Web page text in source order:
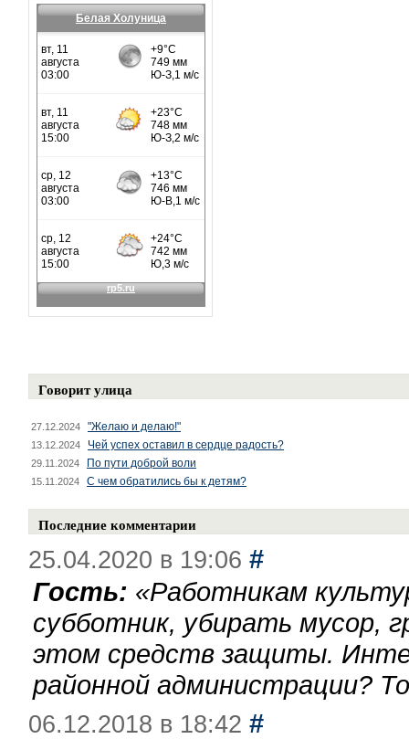
Белая Холуница
Говорит улица
27.12.2024 "Желаю и делаю!"
13.12.2024 Чей успех оставил в сердце радость?
29.11.2024 По пути доброй воли
15.11.2024 С чем обратились бы к детям?
Последние комментарии
25.04.2020 в 19:06 #
Гость: «Работникам
субботник, убирать мусор,
этом средств защиты.
районной администрации?
06.12.2018 в 18:42 #